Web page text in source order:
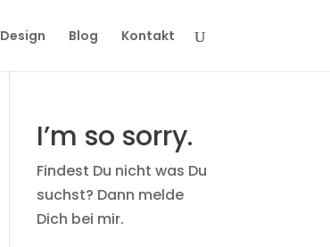
Design Blog Kontakt
I’m so sorry.
Findest Du nicht was Du
suchst? Dann melde
Dich bei mir.